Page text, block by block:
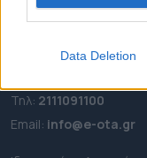
Data Deletion
Ταχ. Διεύθυνση:
Τηλ: 2111091100
Εmail: info@e-ota.gr